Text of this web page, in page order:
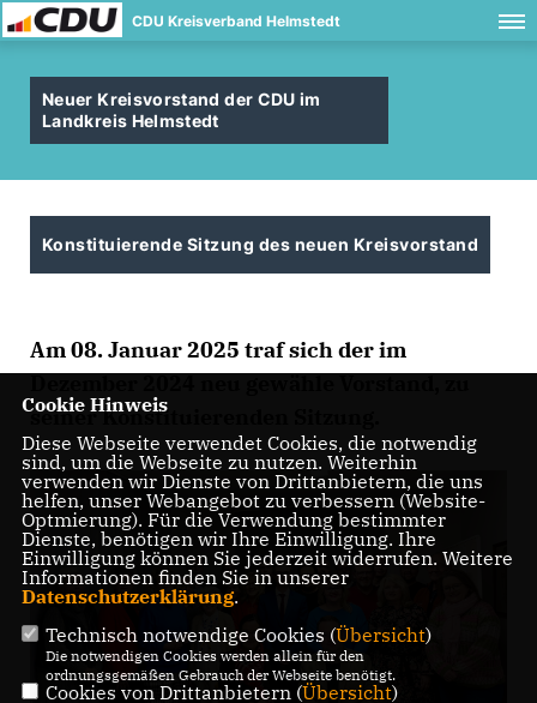
CDU Kreisverband Helmstedt
Neuer Kreisvorstand der CDU im
Landkreis Helmstedt
Konstituierende Sitzung des neuen Kreisvorstand
Am 08. Januar 2025 traf sich der im
seiner Konstituierenden Sitzung.
Cookie Hinweis
Diese Webseite verwendet Cookies, die notwendig
sind, um die Webseite zu nutzen. Weiterhin
verwenden wir Dienste von Drittanbietern, die uns
helfen, unser Webangebot zu verbessern (Website-
Optmierung). Für die Verwendung bestimmter
Dienste, benötigen wir Ihre Einwilligung. Ihre
Einwilligung können Sie jederzeit widerrufen. Weitere
Informationen finden Sie in unserer
Datenschutzerklärung.
Technisch notwendige Cookies (Übersicht)
Die notwendigen Cookies werden allein für den
ordnungsgemäßen Gebrauch der Webseite benötigt.
Cookies von Drittanbietern (Übersicht)